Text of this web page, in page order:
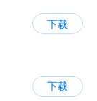
下载
下载